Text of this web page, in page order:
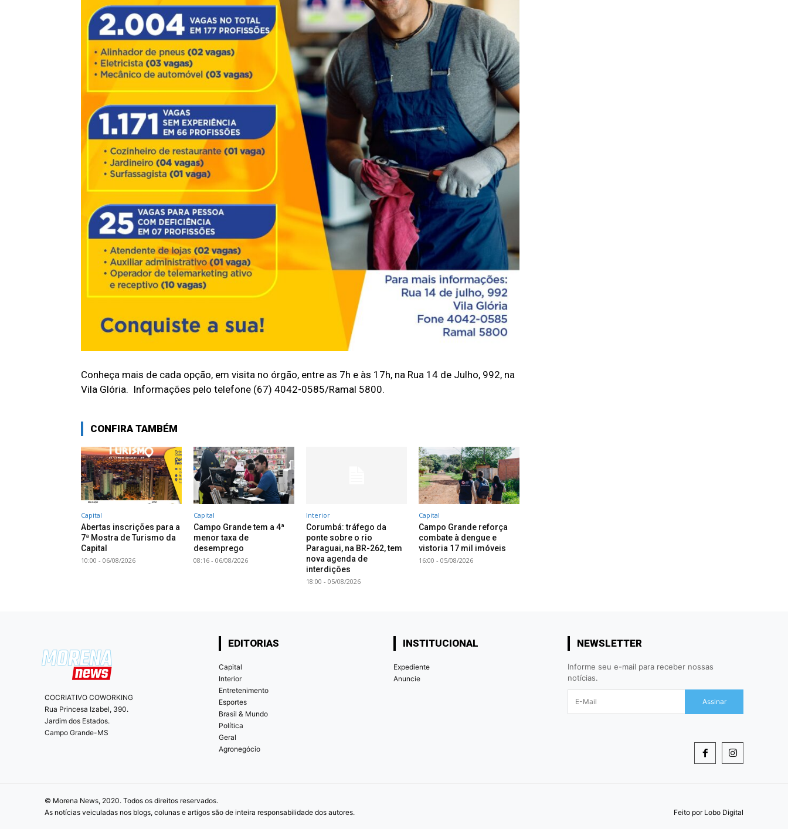
Conheça mais de cada opção, em visita no órgão, entre as 7h e às 17h, na Rua 14 de Julho, 992, na
Vila Glória. Informações pelo telefone (67) 4042-0585/Ramal 5800.
CONFIRA TAMBÉM
Capital
Abertas inscrições para a
7ª Mostra de Turismo da
Capital
10:00 - 06/08/2026
Capital
Campo Grande tem a 4ª
menor taxa de
desemprego
08:16 - 06/08/2026
Interior
Corumbá: tráfego da
ponte sobre o rio
Paraguai, na BR-262, tem
nova agenda de
interdições
18:00 - 05/08/2026
Capital
Campo Grande reforça
combate à dengue e
vistoria 17 mil imóveis
16:00 - 05/08/2026
COCRIATIVO COWORKING
Rua Princesa Izabel, 390.
Jardim dos Estados.
Campo Grande-MS
EDITORIAS
Capital
Interior
Entretenimento
Esportes
Brasil & Mundo
Política
Geral
Agronegócio
INSTITUCIONAL
Expediente
Anuncie
NEWSLETTER
Informe seu e-mail para receber nossas
notícias.
Assinar
© Morena News, 2020. Todos os direitos reservados.
As notícias veiculadas nos blogs, colunas e artigos são de inteira responsabilidade dos autores.
Feito por Lobo Digital